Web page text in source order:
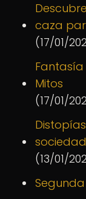
caza
(17/01/
Fantasía
Mitos
(17/01/
sociedad
(13/01/